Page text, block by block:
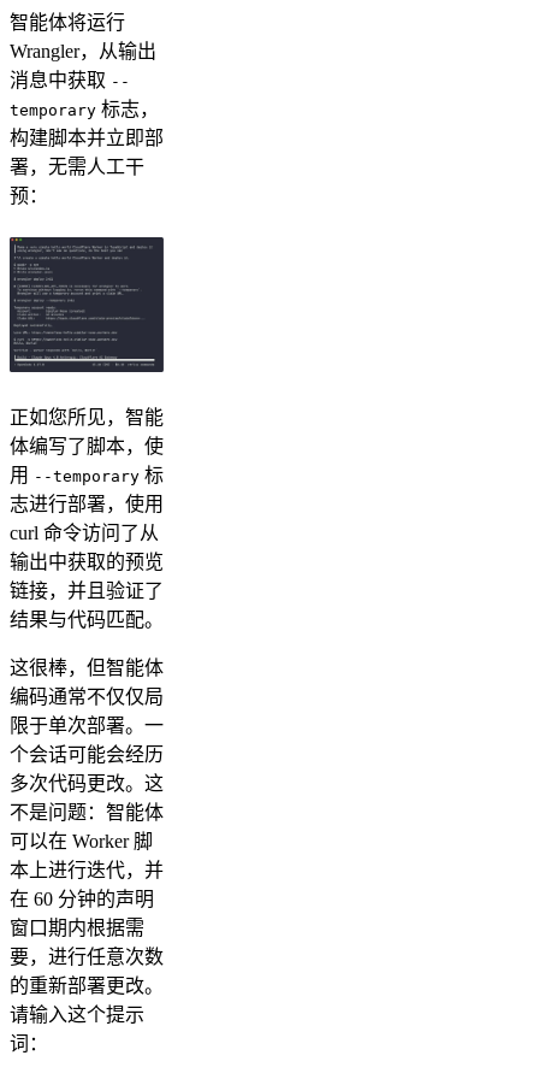
智能体将运行
Wrangler，从输出
消息中获取 --
temporary 标志，
构建脚本并立即部
署，无需人工干
预：
正如您所见，智能
体编写了脚本，使
用 --temporary 标
志进行部署，使用
curl 命令访问了从
输出中获取的预览
链接，并且验证了
结果与代码匹配。
这很棒，但智能体
编码通常不仅仅局
限于单次部署。一
个会话可能会经历
多次代码更改。这
不是问题：智能体
可以在 Worker 脚
本上进行迭代，并
在 60 分钟的声明
窗口期内根据需
要，进行任意次数
的重新部署更改。
请输入这个提示
词：